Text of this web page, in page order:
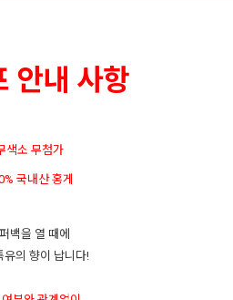
안내 사항
색소 무첨가
국내산 홍게
백을 열 때에
유의 향이 납니다!